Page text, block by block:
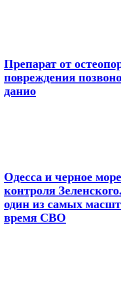
Препарат от
повреждения
данио
Одесса и черное
контроля
один из самых
время СВО